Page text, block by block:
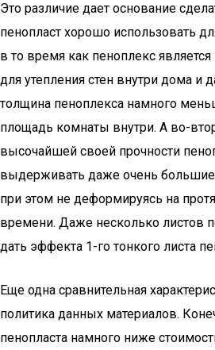
Это различие дает основание
пенопласт хорошо использовать
в то время как пеноплекс
для утепления стен внутри дома и
толщина пеноплекса намного
площадь комнаты внутри. А во-
высочайшей своей прочности
выдерживать даже очень большие
при этом не деформируясь на
времени. Даже несколько листов
дать эффекта 1-го тонкого листа
Еще одна сравнительная
политика данных материалов.
пенопласта намного ниже